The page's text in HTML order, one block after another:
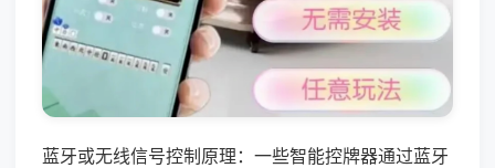
蓝牙或无线信号控制原理：一些智能控牌器通过蓝牙